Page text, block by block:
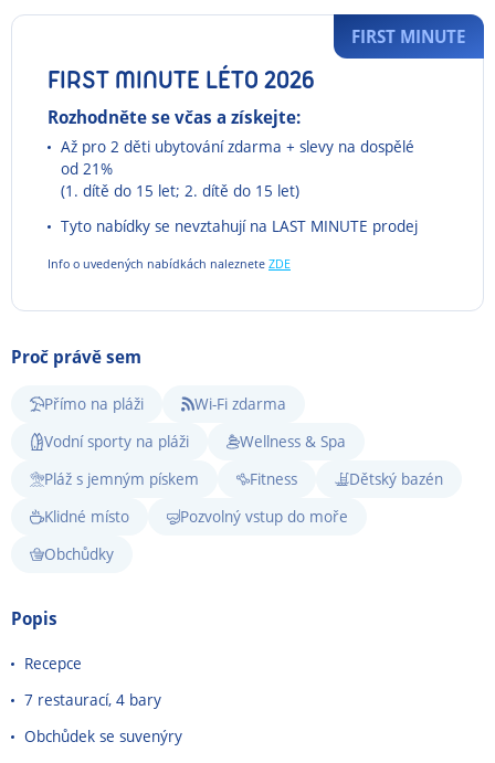
FIRST MINUTE LÉTO 2026
Rozhodněte se včas a získejte:
Až pro 2 děti ubytování zdarma + slevy na dospělé
od 21%
(1. dítě do 15 let; 2. dítě do 15 let)
Tyto nabídky se nevztahují na LAST MINUTE prodej
Info o uvedených nabídkách naleznete ZDE
FIRST MINUTE
Proč právě sem
Přímo na pláži
Wi-Fi zdarma
Vodní sporty na pláži
Wellness & Spa
Pláž s jemným pískem
Fitness
Dětský bazén
Klidné místo
Pozvolný vstup do moře
Obchůdky
Popis
Recepce
7 restaurací, 4 bary
Obchůdek se suvenýry